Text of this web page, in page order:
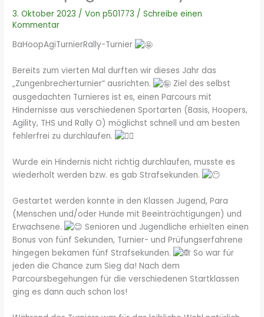
3. Oktober 2023 / Vonp501773 /Schreibe einen
Kommentar
BaHoopAgiTurnierRally-Turnier
Bereits zum vierten Mal durften wir dieses Jahr das
„Zungenbrecherturnier“ ausrichten.
Ziel des selbst
ausgedachten Turnieres ist es, einen Parcours mit
Hindernisse aus verschiedenen Sportarten (Basis, Hoopers,
Agility, THS und Rally O) möglichst schnell und am besten
fehlerfrei zu durchlaufen.
Wurde ein Hindernis nicht richtig durchlaufen, musste es
wiederholt werden bzw. es gab Strafsekunden.
Gestartet werden konnte in den Klassen Jugend, Para
(Menschen und/oder Hunde mit Beeinträchtigungen) und
Erwachsene.
Senioren und Jugendliche erhielten einen
Bonus von fünf Sekunden, Turnier- und Prüfungserfahrene
hingegen bekamen fünf Strafsekunden.
So war für
jeden die Chance zum Sieg da! Nach dem
Parcoursbegehungen für die verschiedenen Startklassen
ging es dann auch schon los!